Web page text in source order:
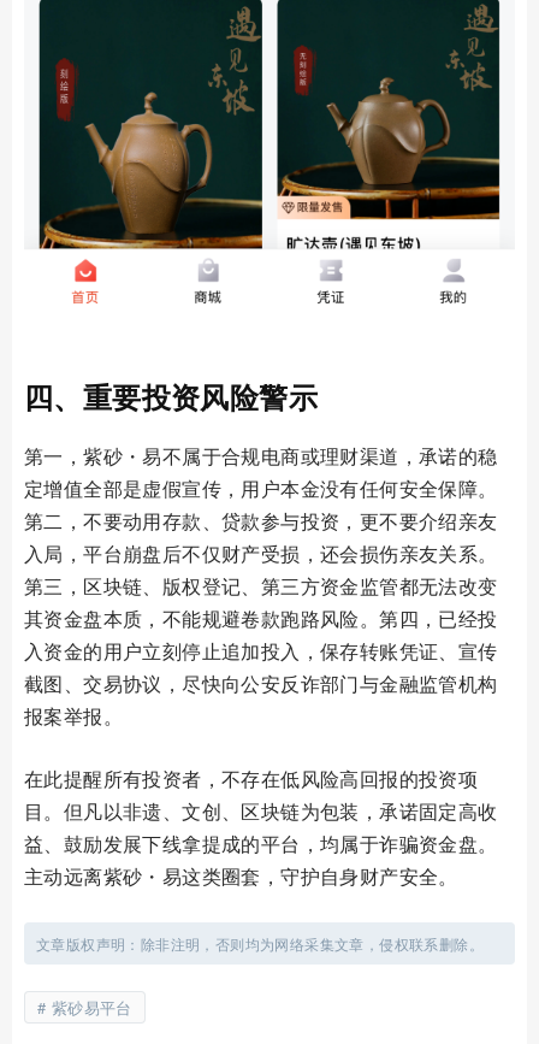
四、重要投资风险警示
第一，紫砂・易不属于合规电商或理财渠道，承诺的稳
定增值全部是虚假宣传，用户本金没有任何安全保障。
第二，不要动用存款、贷款参与投资，更不要介绍亲友
入局，平台崩盘后不仅财产受损，还会损伤亲友关系。
第三，区块链、版权登记、第三方资金监管都无法改变
其资金盘本质，不能规避卷款跑路风险。第四，已经投
入资金的用户立刻停止追加投入，保存转账凭证、宣传
截图、交易协议，尽快向公安反诈部门与金融监管机构
报案举报。
在此提醒所有投资者，不存在低风险高回报的投资项
目。但凡以非遗、文创、区块链为包装，承诺固定高收
益、鼓励发展下线拿提成的平台，均属于诈骗资金盘。
主动远离紫砂・易这类圈套，守护自身财产安全。
文章版权声明：除非注明，否则均为网络采集文章，侵权联系删除。
紫砂易平台